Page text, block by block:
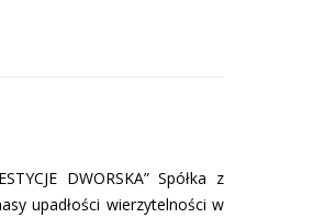
DWORSKA” Spółka z
upadłości wierzytelności w